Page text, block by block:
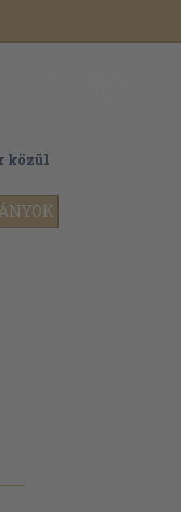
közül